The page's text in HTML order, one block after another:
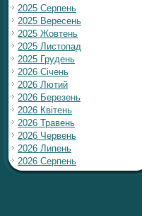
2025 Серпень
2025 Вересень
2025 Жовтень
2025 Листопад
2025 Грудень
2026 Січень
2026 Лютий
2026 Березень
2026 Квітень
2026 Травень
2026 Червень
2026 Липень
2026 Серпень